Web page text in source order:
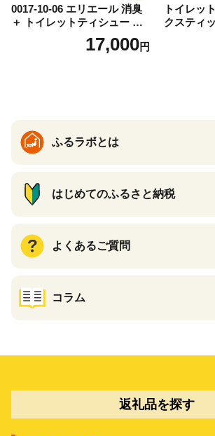
0017-10-06 エリエール 消臭
＋ トイレットティシュー し
っかり香るフレッシュクリア
の香り ダブル 12ロール×6パ
17,000円
トイレッ
クスティ
回 日本
常備品
ふるラボとは
はじめてのふるさと納税
よくあるご質問
コラム
返礼品を探す